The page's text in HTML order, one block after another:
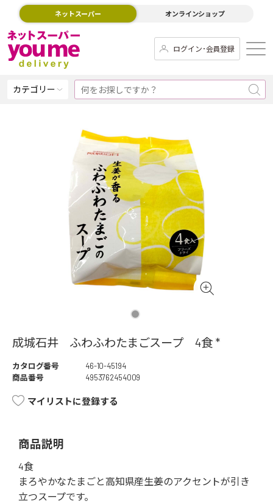
ネットスーパー オンラインショップ
ログイン･会員登録
カテゴリー
成城石井 ふわふわたまごスープ 4食 *
カタログ番号
46-10-45194
商品番号
4953762454009
マイリストに登録する
商品説明
4食
まろやかなたまごと高知県産生姜のアクセントが引き
立つスープです。